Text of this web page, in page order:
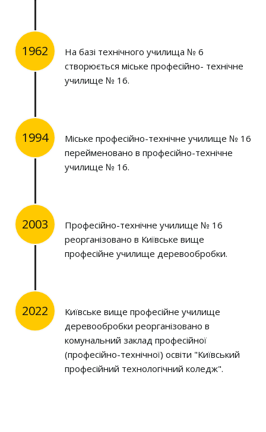
1962
На базі технічного училища № 6
створюється міське професійно- технічне
училище № 16.
1994
Міське професійно-технічне училище № 16
перейменовано в професійно-технічне
училище № 16.
2003
Професійно-технічне училище № 16
реорганізовано в Київське вище
професійне училище деревообробки.
2022
Київське вище професійне училище
деревообробки реорганізовано в
комунальний заклад професійної
(професійно-технічної) освіти "Київський
професійний технологічний коледж".